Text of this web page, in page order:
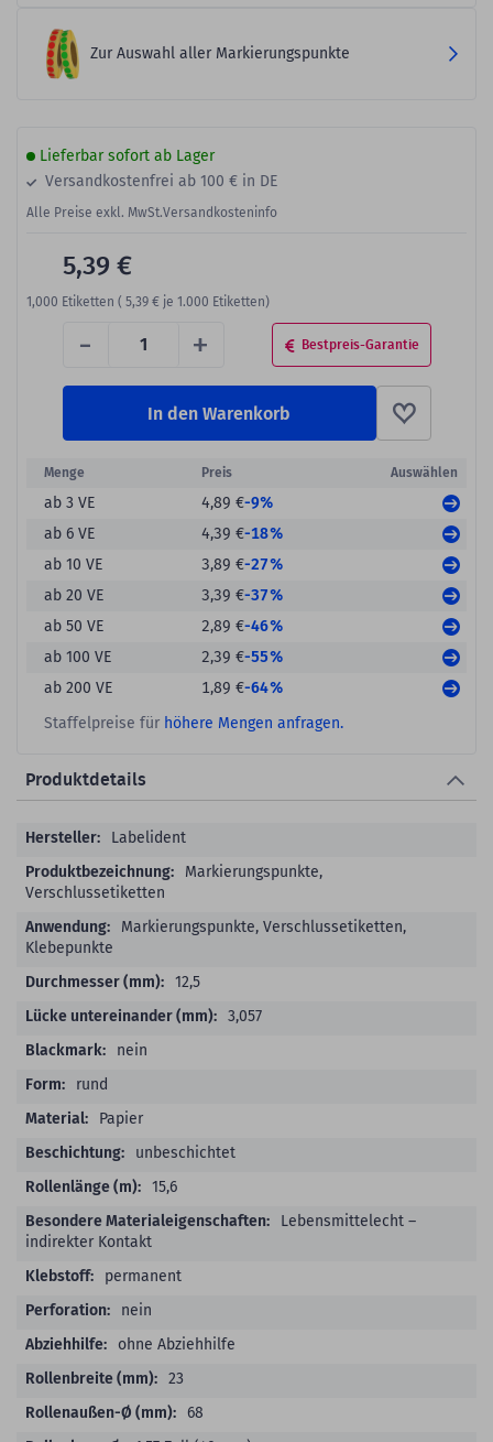
Zur Auswahl aller Markierungspunkte
Lieferbar sofort ab Lager
Versandkostenfrei ab 100 € in DE
Alle Preise exkl. MwSt.Versandkosteninfo
- + Bestpreis-Garantie
5,39 €
1,000 Etiketten ( 5,39 € je 1.000 Etiketten)
In den Warenkorb
Menge Preis Auswählen
ab 3 VE 4,89 €-9%
ab 6 VE
4,39 €-18%
ab 10 VE
3,89 €-27%
ab 20 VE
3,39 €-37%
ab 50 VE
2,89 €-46%
ab 100 VE
2,39 €-55%
ab 200 VE
1,89 €-64%
Staffelpreise für höhere Mengen anfragen.
Produktdetails
ProduktdetailsLabelident
Markierungspunkte,
Verschlussetiketten
Markierungspunkte, Verschlussetiketten,
Klebepunkte
12,5
3,057
nein
rund
Papier
unbeschichtet
15,6
Lebensmittelecht –
indirekter Kontakt
permanent
nein
ohne Abziehhilfe
23
68